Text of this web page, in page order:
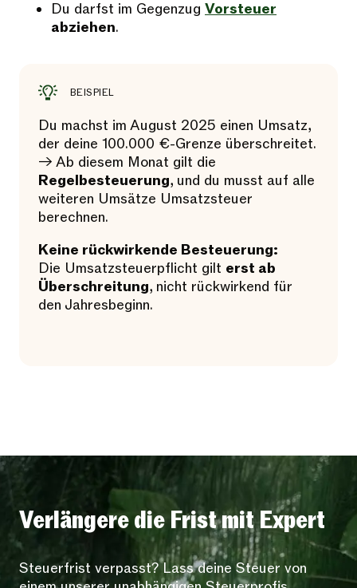
Du darfst im Gegenzug Vorsteuer
abziehen.
BEISPIEL
Du machst im August 2025 einen Umsatz,
der deine 100.000 €-Grenze überschreitet.
→ Ab diesem Monat gilt die
Regelbesteuerung, und du musst auf alle
weiteren Umsätze Umsatzsteuer
berechnen.
Keine rückwirkende Besteuerung:
Die Umsatzsteuerpflicht gilt erst ab
Überschreitung, nicht rückwirkend für
den Jahresbeginn.
Verlängere die Frist mit Expert
Steuerfrist verpasst? Lass deine Steuer von